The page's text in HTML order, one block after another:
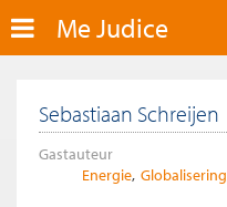
Me Judice
Sebastiaan Schreijen
Gastauteur
Energie Globalisering